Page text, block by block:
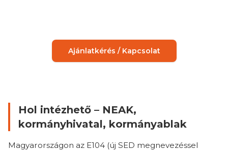
Ajánlatkérés / Kapcsolat
Hol intézhető – NEAK,
kormányhivatal, kormányablak
Magyarországon az E104 (új SED megnevezéssel